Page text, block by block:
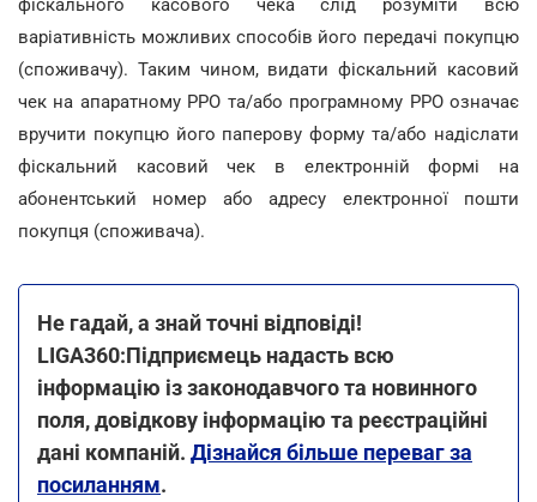
фіскального касового чека слід розуміти всю
варіативність можливих способів його передачі покупцю
(споживачу). Таким чином, видати фіскальний касовий
чек на апаратному РРО та/або програмному РРО означає
вручити покупцю його паперову форму та/або надіслати
фіскальний касовий чек в електронній формі на
абонентський номер або адресу електронної пошти
покупця (споживача).
Не гадай, а знай точні відповіді!
LIGA360:Підприємець надасть всю
інформацію із законодавчого та новинного
поля, довідкову інформацію та реєстраційні
дані компаній. Дізнайся більше переваг за
посиланням.